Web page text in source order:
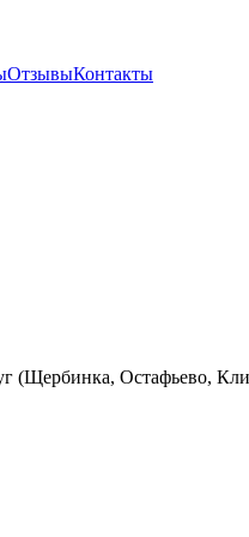
ОтзывыКонтакты
(Щербинка, Остафьево,